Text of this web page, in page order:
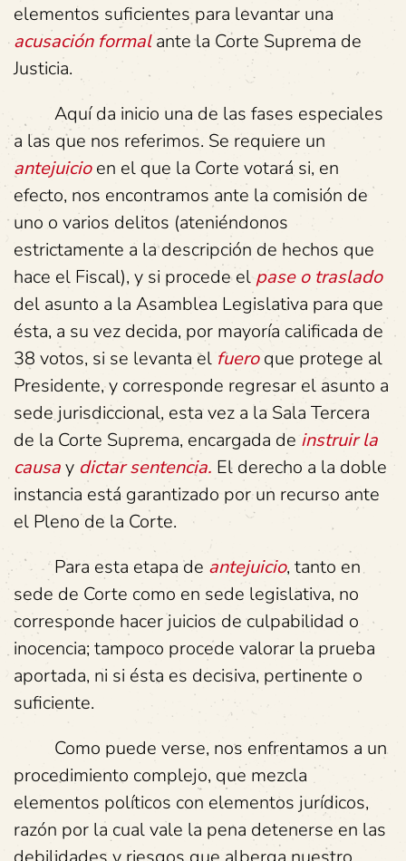
elementos suficientes para levantar una
acusación formalante la Corte Suprema de
Justicia.
Aquí da inicio una de las fases especiales
a las que nos referimos. Se requiere un
antejuicioen el que la Corte votará si, en
efecto, nos encontramos ante la comisión de
uno o varios delitos (ateniéndonos
estrictamente a la descripción de hechos que
hace el Fiscal), y si procede el pase o traslado
del asunto a la Asamblea Legislativa para que
ésta, a su vez decida, por mayoría calificada de
38 votos, si se levanta el fueroque protege al
Presidente, y corresponde regresar el asunto a
sede jurisdiccional, esta vez a la Sala Tercera
de la Corte Suprema, encargada de instruir la
causay dictar sentencia. El derecho a la doble
instancia está garantizado por un recurso ante
el Pleno de la Corte.
Para esta etapa de antejuicio, tanto en
sede de Corte como en sede legislativa, no
corresponde hacer juicios de culpabilidad o
inocencia; tampoco procede valorar la prueba
aportada, ni si ésta es decisiva, pertinente o
suficiente.
Como puede verse, nos enfrentamos a un
procedimiento complejo, que mezcla
elementos políticos con elementos jurídicos,
razón por la cual vale la pena detenerse en las